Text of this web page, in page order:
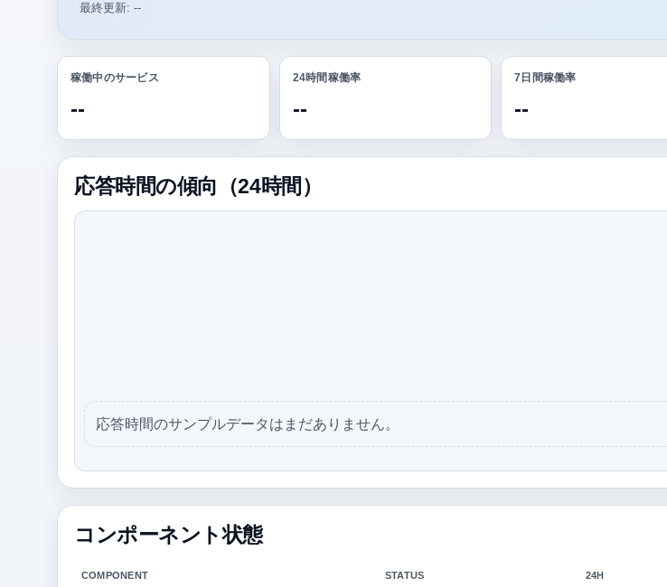
最終更新: --
稼働中のサービス
--
24時間稼働率
--
7日間稼働率
--
応答時間の傾向（24時間）
応答時間のサンプルデータはまだありません。
コンポーネント状態
COMPONENT STATUS 24H